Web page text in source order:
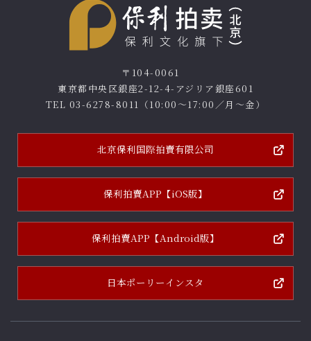
北京保利国際拍賣有限公司
保利拍賣APP 【iOS版】
保利拍賣APP 【Android版】
日本ポーリー インスタ
〒104-0061
東京都中央区銀座2-12-4-アジリア銀座601
TEL 03-6278-8011 （10:00～17:00／月～金）